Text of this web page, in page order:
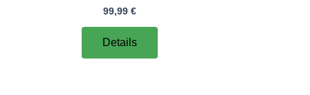
99,99 €
Details